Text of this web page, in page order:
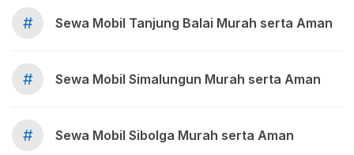
# Sewa Mobil Tanjung Balai Murah serta Aman
# Sewa Mobil Simalungun Murah serta Aman
# Sewa Mobil Sibolga Murah serta Aman